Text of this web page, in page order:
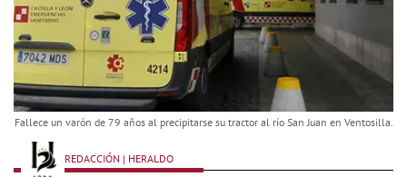
Fallece un varón de 79 años al precipitarse su tractor al río San Juan en Ventosilla.
REDACCIÓN | HERALDO